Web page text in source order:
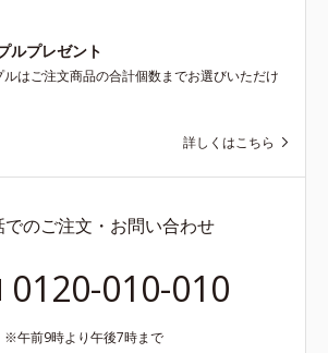
ルプレゼント
ルはご注文商品の合計個数までお選びいただけ
詳しくはこちら
でのご注文・お問い合わせ
0120-010-010
午前9時より午後7時まで